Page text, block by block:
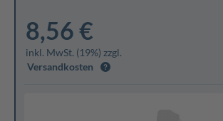
8,56 €
inkl. MwSt. (19%) zzgl.
Versandkosten